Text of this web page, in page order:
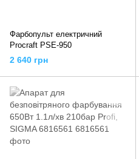
Фарбопульт електричний
Procraft PSE-950
2 640 грн